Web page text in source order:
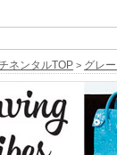
ネンタルTOP > グレ